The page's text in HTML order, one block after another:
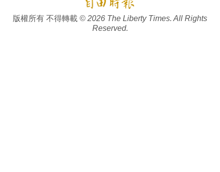
版權所有 不得轉載 © 2026 The Liberty Times. All Rights
Reserved.